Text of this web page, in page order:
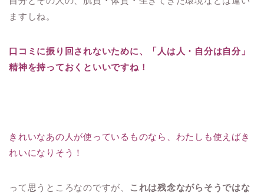
ますしね。
口コミに振り回されないために、「人は人・自分は自分」
精神を持っておくといいですね！
きれいなあの人が使っているものなら、わたしも使えばき
れいになりそう！
って思うところなのですが、
これは残念ながらそうではな